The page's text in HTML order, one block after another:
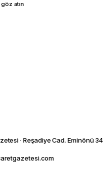
atın
· Reşadiye Cad. Eminönü